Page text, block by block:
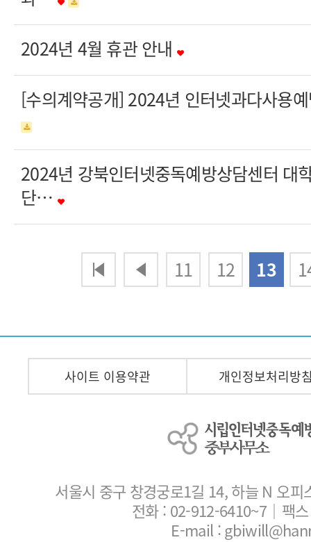
2024년 4월 휴관 안내
[수의계약공개] 2024년 인터넷과다사용
2024년 강북인터넷중독예방상담센터 대
단…
11 12 13
맨끝
사이트 이용약관 개인정보처리방
서울시 중구 창경궁로1길 14, 하늘 N 오
전화 : 02-912-6410~7 ｜팩
E-mail :